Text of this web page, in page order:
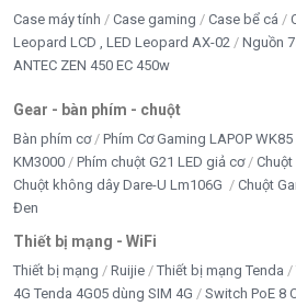
Case máy tính Case gaming Case bể cá
Leopard LCD , LED Leopard AX-02
Nguồn
ANTEC ZEN 450 EC 450w
Gear - bàn phím - chuột
Bàn phím cơ Phím Cơ Gaming LAPOP WK85
KM3000
Phím chuột G21 LED giả cơ
Chuột không dây Dare-U Lm106G
Chuột
Đen
Thiết bị mạng - WiFi
Thiết bị mạng Ruijie Thiết bị mạng Tenda
4G Tenda 4G05 dùng SIM 4G
Switch PoE 8